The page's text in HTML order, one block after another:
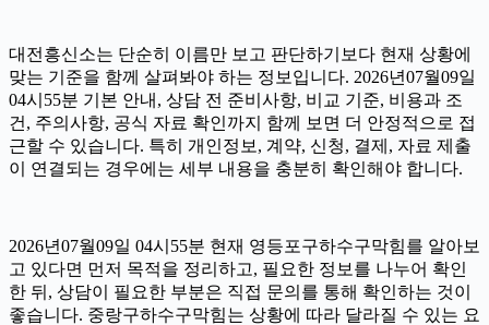
대전흥신소는 단순히 이름만 보고 판단하기보다 현재 상황에
맞는 기준을 함께 살펴봐야 하는 정보입니다. 2026년07월09일
04시55분 기본 안내, 상담 전 준비사항, 비교 기준, 비용과 조
건, 주의사항, 공식 자료 확인까지 함께 보면 더 안정적으로 접
근할 수 있습니다. 특히 개인정보, 계약, 신청, 결제, 자료 제출
이 연결되는 경우에는 세부 내용을 충분히 확인해야 합니다.
2026년07월09일 04시55분 현재 영등포구하수구막힘를 알아보
고 있다면 먼저 목적을 정리하고, 필요한 정보를 나누어 확인
한 뒤, 상담이 필요한 부분은 직접 문의를 통해 확인하는 것이
좋습니다. 중랑구하수구막힘는 상황에 따라 달라질 수 있는 요